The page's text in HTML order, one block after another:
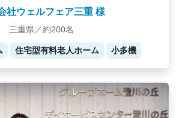
社ウェルフェア三重 様
三重県／約200名
住宅型有料老人ホーム 小多機